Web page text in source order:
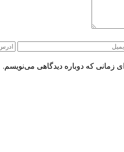
زمانی که دوباره دیدگاهی می‌نویسم.